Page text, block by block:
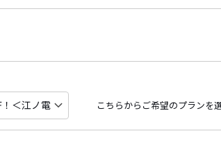
こちらからご希望のプランを